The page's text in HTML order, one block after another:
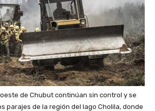
de Chubut continúan sin control y se
parajes de la región del lago Cholila, donde